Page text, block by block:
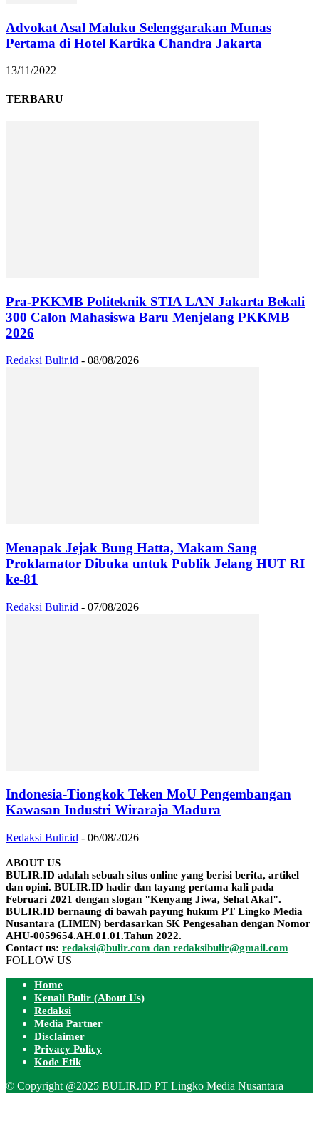
Advokat Asal Maluku Selenggarakan Munas
Pertama di Hotel Kartika Chandra Jakarta
13/11/2022
TERBARU
Pra-PKKMB Politeknik STIA LAN Jakarta Bekali
300 Calon Mahasiswa Baru Menjelang PKKMB
2026
Redaksi Bulir.id - 08/08/2026
Menapak Jejak Bung Hatta, Makam Sang
Proklamator Dibuka untuk Publik Jelang HUT RI
ke-81
Redaksi Bulir.id - 07/08/2026
Indonesia-Tiongkok Teken MoU Pengembangan
Kawasan Industri Wiraraja Madura
Redaksi Bulir.id - 06/08/2026
ABOUT US
BULIR.ID adalah sebuah situs online yang berisi berita, artikel
dan opini. BULIR.ID hadir dan tayang pertama kali pada
Februari 2021 dengan slogan "Kenyang Jiwa, Sehat Akal".
BULIR.ID bernaung di bawah payung hukum PT Lingko Media
Nusantara (LIMEN) berdasarkan SK Pengesahan dengan Nomor
AHU-0059654.AH.01.01.Tahun 2022.
Contact us: redaksi@bulir.com dan redaksibulir@gmail.com
FOLLOW US
Home
Kenali Bulir (About Us)
Redaksi
Media Partner
Disclaimer
Privacy Policy
Kode Etik
© Copyright @2025 BULIR.ID PT Lingko Media Nusantara